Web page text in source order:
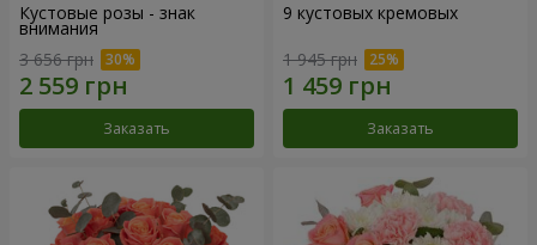
Кустовые розы - знак
внимания
3 656 грн
Заказать
9 кустовых кремовых
1 945 грн
Заказать